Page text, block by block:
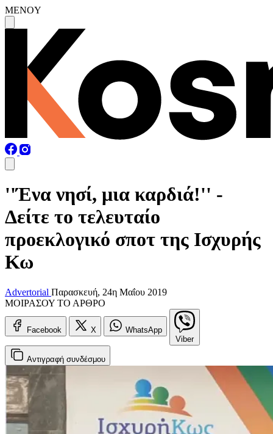
MENOY
''Ένα νησί, μια καρδιά!'' -
Δείτε το τελευταίο
προεκλογικό σποτ της Ισχυρής
Κω
Advertorial Παρασκευή, 24η Μαΐου 2019
ΜΟΙΡΑΣΟΥ ΤΟ ΑΡΘΡΟ
Facebook X
WhatsApp
Viber
Αντιγραφή συνδέσμου